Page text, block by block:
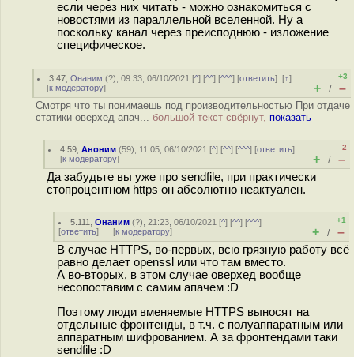
если через них читать - можно ознакомиться с
новостями из параллельной вселенной. Ну а
поскольку канал через преисподнюю - изложение
специфическое.
3.47 ,Онаним (?), 09:33, 06/10/2021 [^] [^^] [^^^] [ответить][↑]
[к модератору]
+3
+ / –
Смотря что ты понимаешь под производительностью При отдаче
статики оверхед апач... большой текст свёрнут, показать
4.59 ,Аноним (59), 11:05, 06/10/2021 [^] [^^] [^^^] [ответить]
[к модератору]
–2
+ / –
Да забудьте вы уже про sendfile, при практически
стопроцентном https он абсолютно неактуален.
5.111 ,Онаним (?), 21:23, 06/10/2021 [^] [^^] [^^^]
[ответить] [к модератору]
+1
+ / –
В случае HTTPS, во-первых, всю грязную работу всё
равно делает openssl или что там вместо.
А во-вторых, в этом случае оверхед вообще
несопоставим с самим апачем :D
Поэтому люди вменяемые HTTPS выносят на
отдельные фронтенды, в т.ч. с полуаппаратным или
аппаратным шифрованием. А за фронтендами таки
sendfile :D